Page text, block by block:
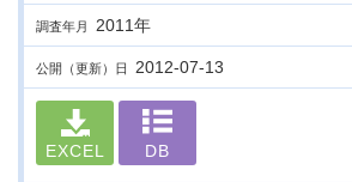
調査年月 2011年
公開（更新）日 2012-07-13
EXCEL DB